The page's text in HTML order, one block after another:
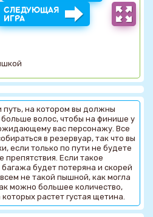
СЛЕДУЮЩАЯ
ИГРА
путь, на котором вы должны
волос, чтобы на финише у
вас персонажу. Все
в резервуар, так что вы
если только по пути не будете
препятствия. Если такое
багажа будет потеряна и скорей
не такой пышной, как могла
можно большее количество,
растет густая щетина.